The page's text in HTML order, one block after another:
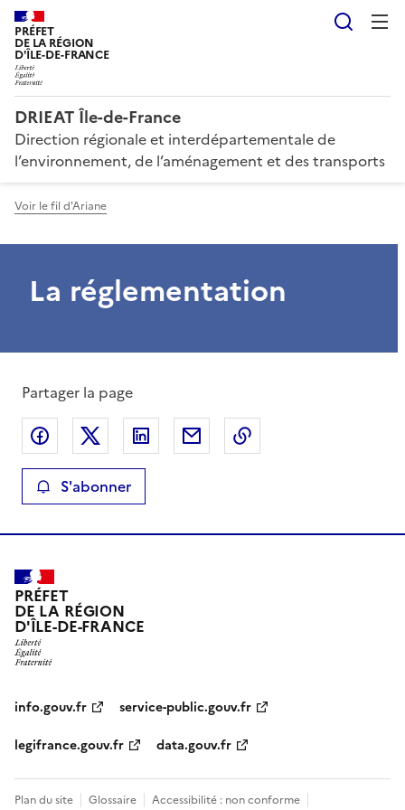
PRÉFET
DE LA RÉGION
D'ÎLE-DE-FRANCE
DRIEAT Île-de-France
Direction régionale et interdépartementale de
l’environnement, de l’aménagement et des transports
Voir le fil d'Ariane
La réglementation
Partager la page
Partager sur Facebook
Partager sur XPartager sur LinkedIn
Partager par email
S'abonner
PRÉFET
DE LA RÉGION
D'ÎLE-DE-FRANCE
info.gouv.fr
service-public.gouv.fr
legifrance.gouv.fr
data.gouv.fr
Plan du site Glossaire Accessibilité : non conforme